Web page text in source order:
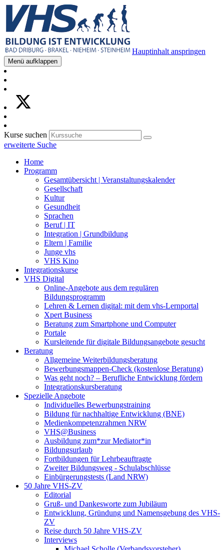
Hauptinhalt anspringen
Menü aufklappen
Kurse suchen
erweiterte Suche
Home
Programm
Gesamtübersicht | Veranstaltungskalender
Gesellschaft
Kultur
Gesundheit
Sprachen
Beruf | IT
Integration | Grundbildung
Eltern | Familie
Junge vhs
VHS Kino
Integrationskurse
VHS Digital
Online-Angebote aus dem regulären
Bildungsprogramm
Lehren & Lernen digital: mit dem vhs-Lernportal
Xpert Business
Beratung zum Smartphone und Computer
Portale
Kursleitende für digitale Bildungsangebote gesucht
Beratung
Allgemeine Weiterbildungsberatung
Bewerbungsmappen-Check (kostenlose Beratung)
Was geht noch? – Berufliche Entwicklung fördern
Integrationskursberatung
Spezielle Angebote
Individuelles Bewerbungstraining
Bildung für nachhaltige Entwicklung (BNE)
Medienkompetenzrahmen NRW
VHS@Business
Ausbildung zum*zur Mediator*in
Bildungsurlaub
Fortbildungen für Lehrbeauftragte
Zweiter Bildungsweg - Schulabschlüsse
Einbürgerungstests (Land NRW)
50 Jahre VHS-ZV
Editorial
Gruß- und Dankesworte zum Jubiläum
Entwicklung, Gründung und Namensgebung des VHS-
ZV
Reise durch 50 Jahre VHS-ZV
Interviews